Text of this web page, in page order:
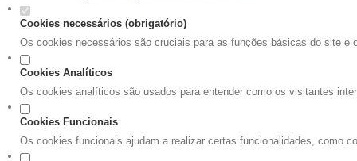
Cookies necessários (obrigatório)
Os cookies necessários são cruciais para as funções básicas do site e
Cookies Analíticos
Os cookies analíticos são usados para entender como os visitantes
Cookies Funcionais
Os cookies funcionais ajudam a realizar certas funcionalidades, como